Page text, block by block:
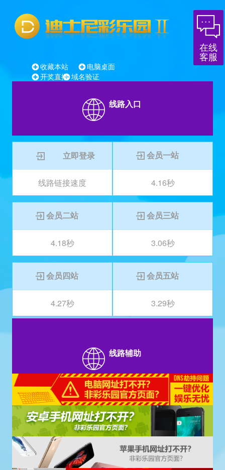
收藏本站
电脑桌面
开奖直播 域名验证
在线
客服
线路入口
立即登录
线路链接速度
会员一站
4.16秒
4.16秒
会员二站
4.18秒
4.18秒
会员三站
3.06秒
3.06秒 最快
会员四站
4.27秒
会员五站
3.29秒
线路辅助